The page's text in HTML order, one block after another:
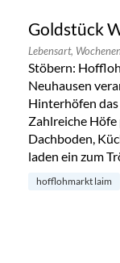
Goldstück
Lebensart,
Stöbern:
Neuhausen
Hinterhöfen
Zahlreiche Höfe
Dachboden,
laden ein zum
hofflohmarkt laim